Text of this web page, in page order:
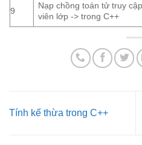
9
Nạp chồng toán tử truy
viên lớp -> trong C++
Tính kế thừa trong C++